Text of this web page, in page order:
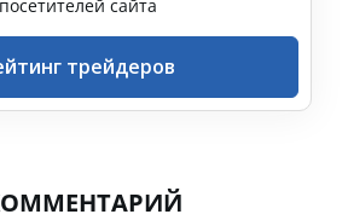
посетителей сайта
трейдеров